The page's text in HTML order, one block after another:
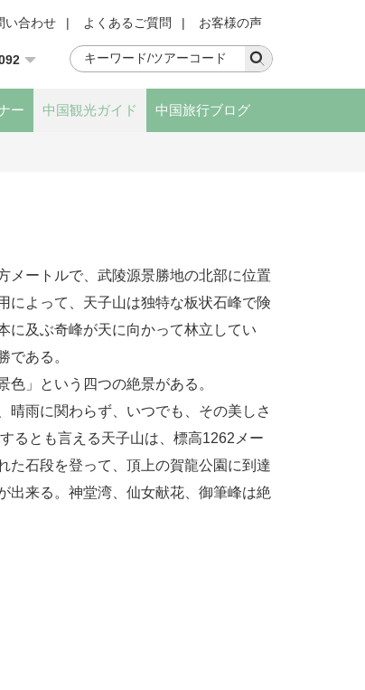
い合わせ | よくあるご質問 | お客様の声
ー 中国観光ガイド 中国旅行ブログ
メートルで、武陵源景勝地の北部に位置
によって、天子山は独特な板状石峰で険
に及ぶ奇峰が天に向かって林立してい
である。
」という四つの絶景がある。
晴雨に関わらず、いつでも、その美しさ
るとも言える天子山は、標高1262メー
た石段を登って、頂上の賀龍公園に到達
出来る。神堂湾、仙女献花、御筆峰は絶